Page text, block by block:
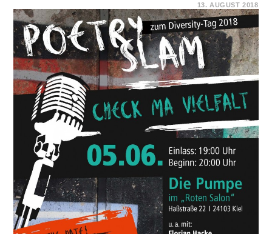
PODCAST
ZUM
POETRY
SLAM
„CHECK
MA
VIELFALT“
13. AUGUST 2018